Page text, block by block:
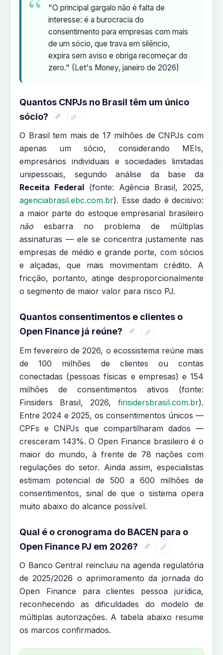
"O principal gargalo não é falta de
interesse: é a burocracia do
consentimento para empresas com mais
de um sócio, que trava em silêncio,
expira sem aviso e obriga recomeçar do
zero." (Let's Money, janeiro de 2026)
Quantos CNPJs no Brasil têm um único
sócio?
O Brasil tem mais de 17 milhões de CNPJs com
apenas um sócio, considerando MEIs,
empresários individuais e sociedades limitadas
unipessoais, segundo análise da base da
Receita Federal (fonte: Agência Brasil, 2025,
agenciabrasil.ebc.com.br). Esse dado é decisivo:
a maior parte do estoque empresarial brasileiro
não esbarra no problema de múltiplas
assinaturas — ele se concentra justamente nas
empresas de médio e grande porte, com sócios
e alçadas, que mais movimentam crédito. A
fricção, portanto, atinge desproporcionalmente
o segmento de maior valor para risco PJ.
Quantos consentimentos e clientes o
Open Finance já reúne?
Em fevereiro de 2026, o ecossistema reúne mais
de 100 milhões de clientes ou contas
conectadas (pessoas físicas e empresas) e 154
milhões de consentimentos ativos (fonte:
Finsiders Brasil, 2026, finsidersbrasil.com.br).
Entre 2024 e 2025, os consentimentos únicos —
CPFs e CNPJs que compartilharam dados —
cresceram 143%. O Open Finance brasileiro é o
maior do mundo, à frente de 78 nações com
regulações do setor. Ainda assim, especialistas
estimam potencial de 500 a 600 milhões de
consentimentos, sinal de que o sistema opera
muito abaixo do alcance possível.
Qual é o cronograma do BACEN para o
Open Finance PJ em 2026?
O Banco Central reincluiu na agenda regulatória
de 2025/2026 o aprimoramento da jornada do
Open Finance para clientes pessoa jurídica,
reconhecendo as dificuldades do modelo de
múltiplas autorizações. A tabela abaixo resume
os marcos confirmados.